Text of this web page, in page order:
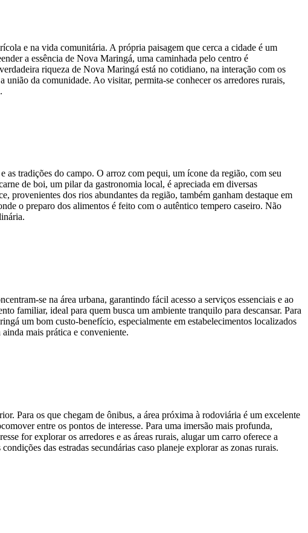
e na vida comunitária. A própria paisagem que cerca a cidade é um
a essência de Nova Maringá, uma caminhada pelo centro é
riqueza de Nova Maringá está no cotidiano, na interação com os
da comunidade. Ao visitar, permita-se conhecer os arredores rurais,
tradições do campo. O arroz com pequi, um ícone da região, com seu
de boi, um pilar da gastronomia local, é apreciada em diversas
provenientes dos rios abundantes da região, também ganham destaque em
o preparo dos alimentos é feito com o autêntico tempero caseiro. Não
se na área urbana, garantindo fácil acesso a serviços essenciais e ao
familiar, ideal para quem busca um ambiente tranquilo para descansar. Para
um bom custo-benefício, especialmente em estabelecimentos localizados
mais prática e conveniente.
Para os que chegam de ônibus, a área próxima à rodoviária é um excelente
entre os pontos de interesse. Para uma imersão mais profunda,
for explorar os arredores e as áreas rurais, alugar um carro oferece a
das estradas secundárias caso planeje explorar as zonas rurais.